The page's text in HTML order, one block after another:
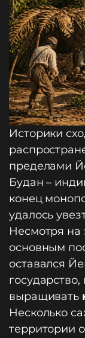
Историки
пределами
Будан –
конец
удалось
Несмотря на
основным
оставался
выращивать
Несколько
территории